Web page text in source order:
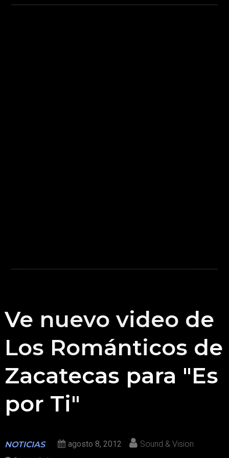
Ve nuevo video de
Los Románticos de
Zacatecas para "Es
por Ti"
NOTICIAS agosto 8, 2012 Sound & Vision